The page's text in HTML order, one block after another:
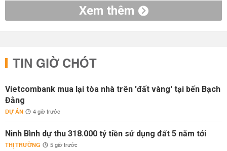
Xem thêm
TIN GIỜ CHÓT
Vietcombank mua lại tòa nhà trên 'đất vàng' tại bến Bạch
Đằng
DỰ ÁN 4 giờ trước
Ninh Bình dự thu 318.000 tỷ tiền sử dụng đất 5 năm tới
THỊ TRƯỜNG 5 giờ trước